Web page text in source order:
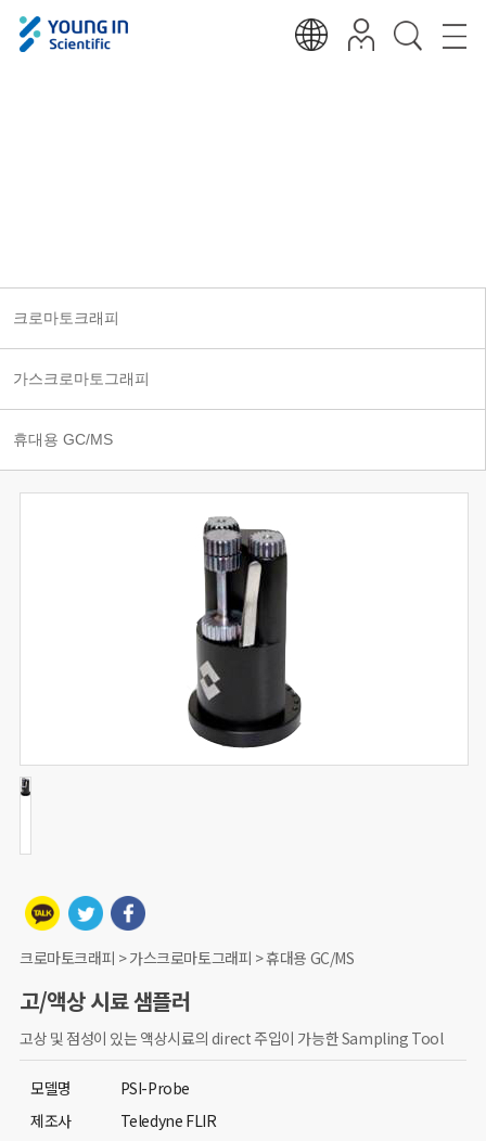
크로마토크래피 > 가스크로마토그래피 > 휴대용 GC/MS
고/액상 시료 샘플러
고상 및 점성이 있는 액상시료의 direct 주입이 가능한 Sampling Tool
모델명
PSI-Probe
제조사
Teledyne FLIR